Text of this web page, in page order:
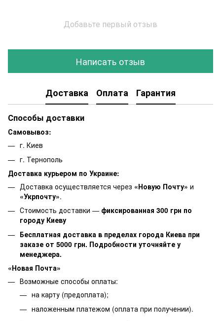
Добавьте первый отзыв
Написать отзыв
Доставка Оплата Гарантия
Способы доставки
Самовывоз:
г. Киев
г. Тернополь
Доставка курьером по Украине:
Доставка осуществляется через «Новую Почту» и
«Укрпочту».
Стоимость доставки — фиксированная 300 грн по
городу Киеву
Бесплатная доставка в пределах города Киева при
заказе от 5000 грн. Подробности уточняйте у
менеджера.
«Новая Почта»
Возможные способы оплаты:
на карту (предоплата);
наложенным платежом (оплата при получении).